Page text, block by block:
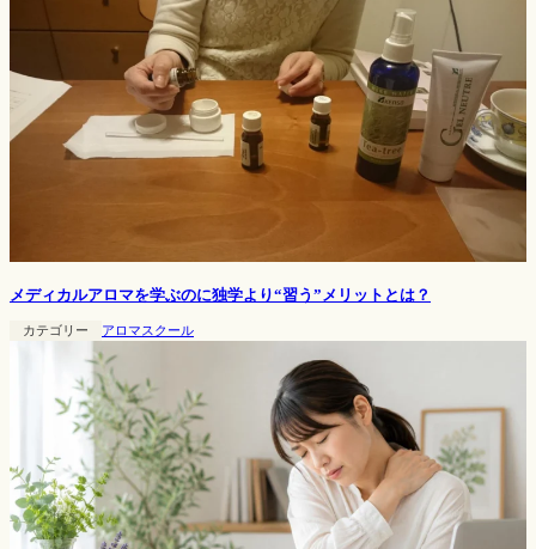
メディカルアロマを学ぶのに独学より“習う”メリットとは？
カテゴリー アロマスクール